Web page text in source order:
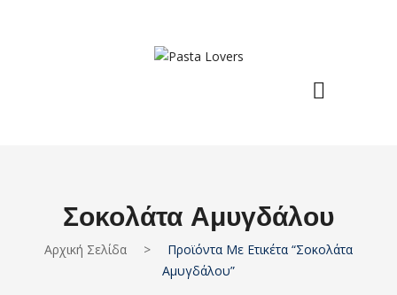
Σοκολάτα Αμυγδάλου
Αρχική Σελίδα >
Προϊόντα Με Ετικέτα “Σοκολάτα
Αμυγδάλου”